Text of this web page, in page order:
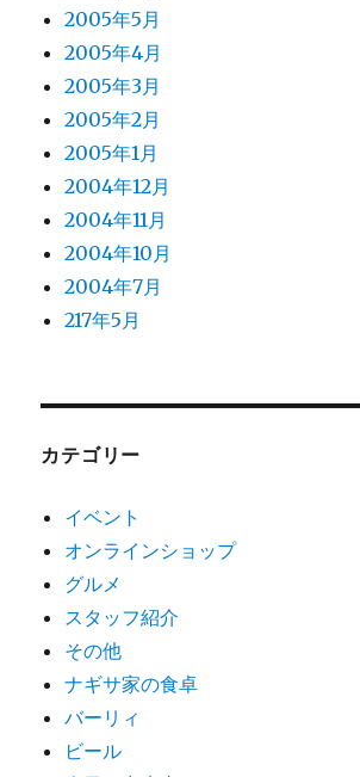
2005年5月
2005年4月
2005年3月
2005年2月
2005年1月
2004年12月
2004年11月
2004年10月
2004年7月
217年5月
カテゴリー
イベント
オンラインショップ
グルメ
スタッフ紹介
その他
ナギサ家の食卓
バーリィ
ビール